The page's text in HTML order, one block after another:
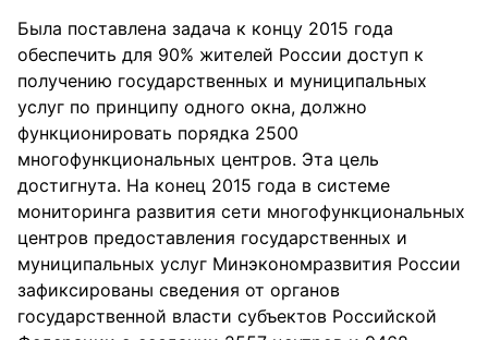
Была поставлена задача к концу 2015 года
обеспечить для 90% жителей России доступ к
получению государственных и муниципальных
услуг по принципу одного окна, должно
функционировать порядка 2500
многофункциональных центров. Эта цель
достигнута. На конец 2015 года в системе
мониторинга развития сети многофункциональных
центров предоставления государственных и
муниципальных услуг Минэкономразвития России
зафиксированы сведения от органов
государственной власти субъектов Российской